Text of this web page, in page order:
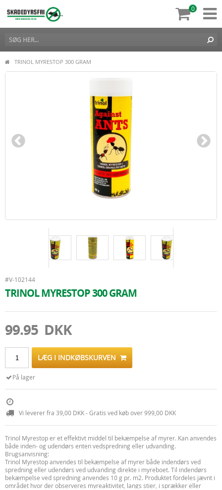
0
TRINOL MYRESTOP 300 GRAM
#V-102144
TRINOL MYRESTOP 300 GRAM
99.95 DKK
LÆG I INDKØBSKURVEN
På lager
Vi leverer fra 39,00 DKK - Gratis ved køb over 999,00 DKK
Trinol Myrestop er et effektivt middel til bekæmpelse af myrer. Kan anvendes
både inden- og udendørs enten vedspredning eller udvanding.
Brugsanvisning:
Trinol Myrestop anvendes til bekæmpelse af myrer både indendørs ved
spredning eller udendørs ved udvanding direkte i myreboet. Til indendørs
bekæmpelse ved spredning anvendes 10 g pr. m2. Produktet fordeles jævnt i
området hvor der observeres myreaktivitet, langs stier, i sprækker eller